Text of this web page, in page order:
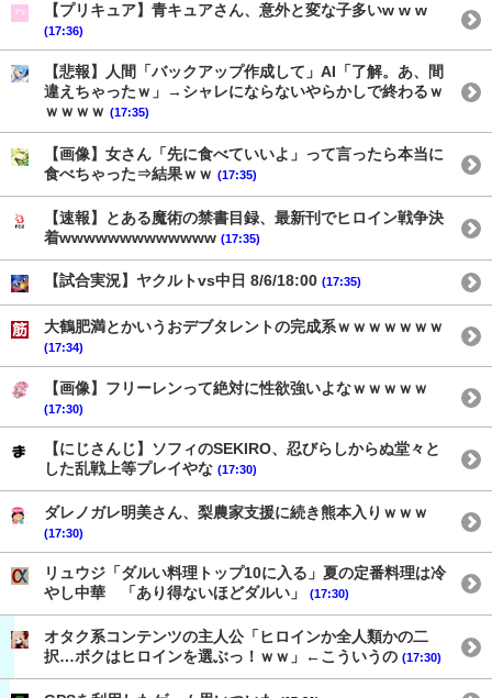
【プリキュア】青キュアさん、意外と変な子多いw w w
(17:36)
【悲報】人間「バックアップ作成して」AI「了解。あ、間
違えちゃったｗ」→シャレにならないやらかしで終わるｗ
ｗｗｗｗ (17:35)
【画像】女さん「先に食べていいよ」って言ったら本当に
食べちゃった⇒結果ｗｗ (17:35)
【速報】とある魔術の禁書目録、最新刊でヒロイン戦争決
着wwwwwwwwwwwww (17:35)
【試合実況】ヤクルトvs中日 8/6/18:00 (17:35)
大鶴肥満とかいうおデブタレントの完成系ｗｗｗｗｗｗｗ
(17:34)
【画像】フリーレンって絶対に性欲強いよなｗｗｗｗｗ
(17:30)
【にじさんじ】ソフィのSEKIRO、忍びらしからぬ堂々と
した乱戦上等プレイやな (17:30)
ダレノガレ明美さん、梨農家支援に続き熊本入りｗｗｗ
(17:30)
リュウジ「ダルい料理トップ10に入る」夏の定番料理は冷
やし中華 「あり得ないほどダルい」
(17:30)
オタク系コンテンツの主人公「ヒロインか全人類かの二
択…ボクはヒロインを選ぶっ！ｗｗ」←こういうの (17:30)